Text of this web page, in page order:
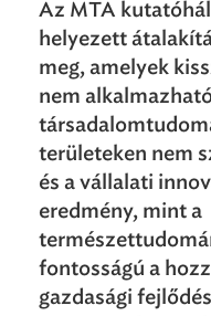
Az MTA
helyezett
meg, amelyek
nem
területeken nem
és a vállalati
eredmény, mint a
fontosságú a
gazdasági